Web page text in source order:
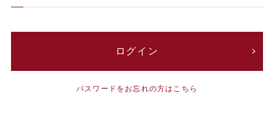
パスワードをお忘れの方はこちら